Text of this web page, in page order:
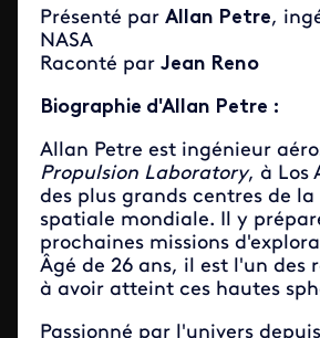
Présenté par Allan Petre,
NASA
Raconté par Jean Reno
Biographie d'Allan Petre :
Allan Petre est ingénieur
Propulsion Laboratory, à Los
des plus grands centres de la
spatiale mondiale. Il y
prochaines missions
Âgé de 26 ans, il est l'un des
à avoir atteint ces hautes
Passionné par l'univers